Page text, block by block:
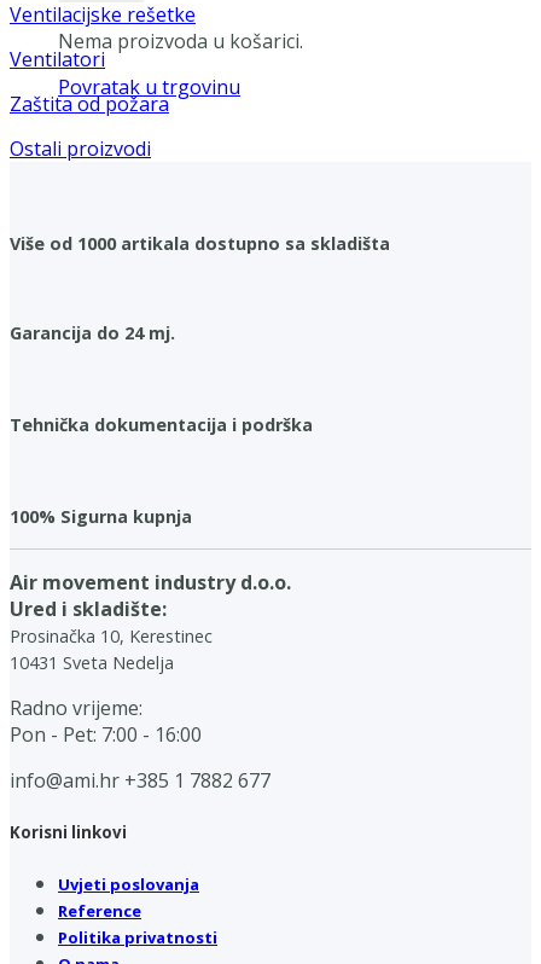
Nema proizvoda u košarici.
Povratak u trgovinu
Ventilacijske rešetke
Ventilatori
Zaštita od požara
Ostali proizvodi
Više od 1000 artikala dostupno sa skladišta
Garancija do 24 mj.
Tehnička dokumentacija i podrška
100% Sigurna kupnja
Air movement industry d.o.o.
Ured i skladište:
Prosinačka 10, Kerestinec
10431 Sveta Nedelja
Radno vrijeme:
Pon - Pet: 7:00 - 16:00
info@ami.hr +385 1 7882 677
Korisni linkovi
Uvjeti poslovanja
Reference
Politika privatnosti